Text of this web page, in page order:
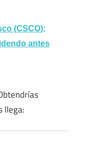
(CSCO);
antes
llega: